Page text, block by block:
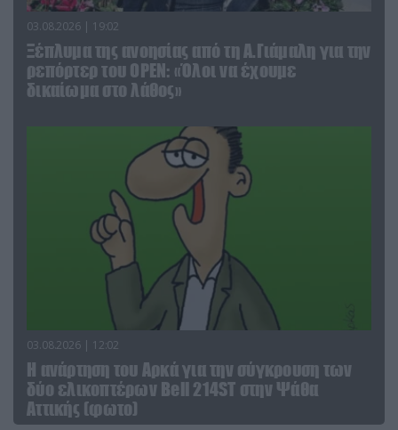
03.08.2026 | 19:02
Ξέπλυμα της ανοησίας από τη Α.Γιάμαλη για την
ρεπόρτερ του ΟΡΕΝ: «Όλοι να έχουμε
δικαίωμα στο λάθος»
03.08.2026 | 12:02
Η ανάρτηση του Αρκά για την σύγκρουση των
δύο ελικοπτέρων Bell 214ST στην Ψάθα
Αττικής (φωτο)